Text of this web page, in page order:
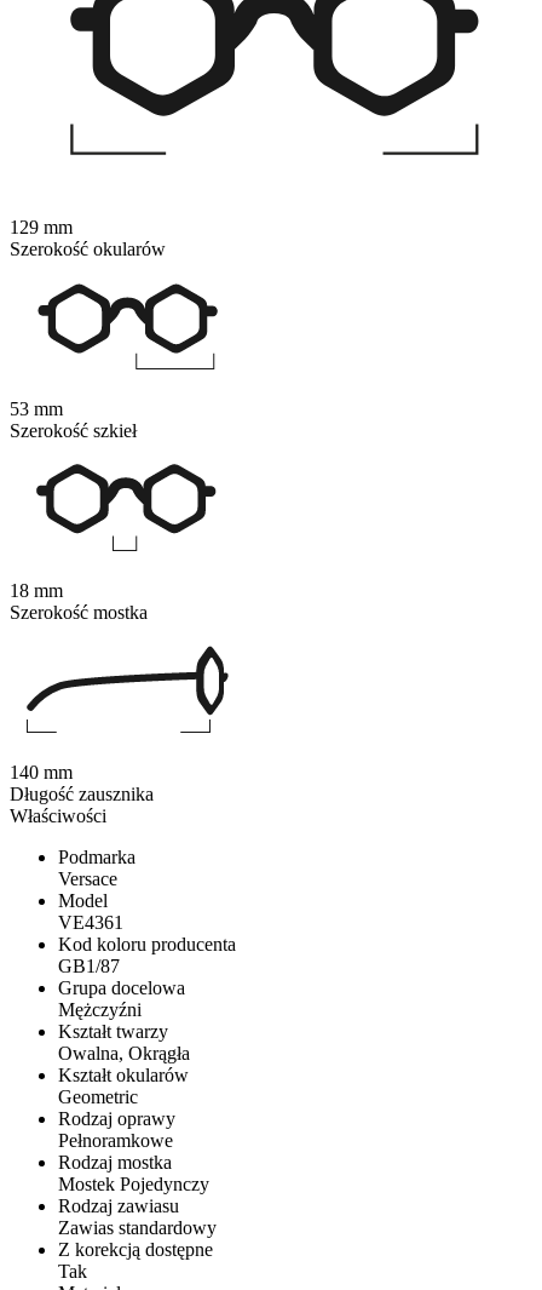
Właściwości
Podmarka
Versace
Model
VE4361
Kod koloru producenta
GB1/87
Grupa docelowa
Mężczyźni
Kształt twarzy
Owalna, Okrągła
Kształt okularów
Geometric
Rodzaj oprawy
Pełnoramkowe
Rodzaj mostka
Mostek Pojedynczy
Rodzaj zawiasu
Zawias standardowy
Z korekcją dostępne
Tak
129 mm
Szerokość okularów
53 mm
Szerokość szkieł
18 mm
Szerokość mostka
140 mm
Długość zausznika